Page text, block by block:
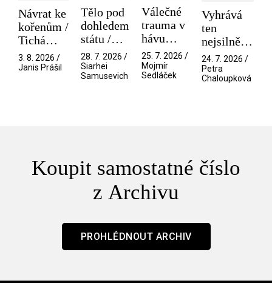
Návrat ke
kořenům /
Tichá
přítelkyně
3. 8. 2026 /
Janis Prášil
Tělo pod
dohledem
státu /
Pramen
28. 7. 2026 /
Siarhei
Samusevich
Válečné
trauma v
hávu
spektáklu
/ Odyssea
25. 7. 2026 /
Mojmír
Sedláček
Vyhrává
ten
nejsilnější
/ V nitru
manosféry
24. 7. 2026 /
Petra
Chaloupková
Koupit samostatné číslo
z Archivu
PROHLÉDNOUT ARCHIV